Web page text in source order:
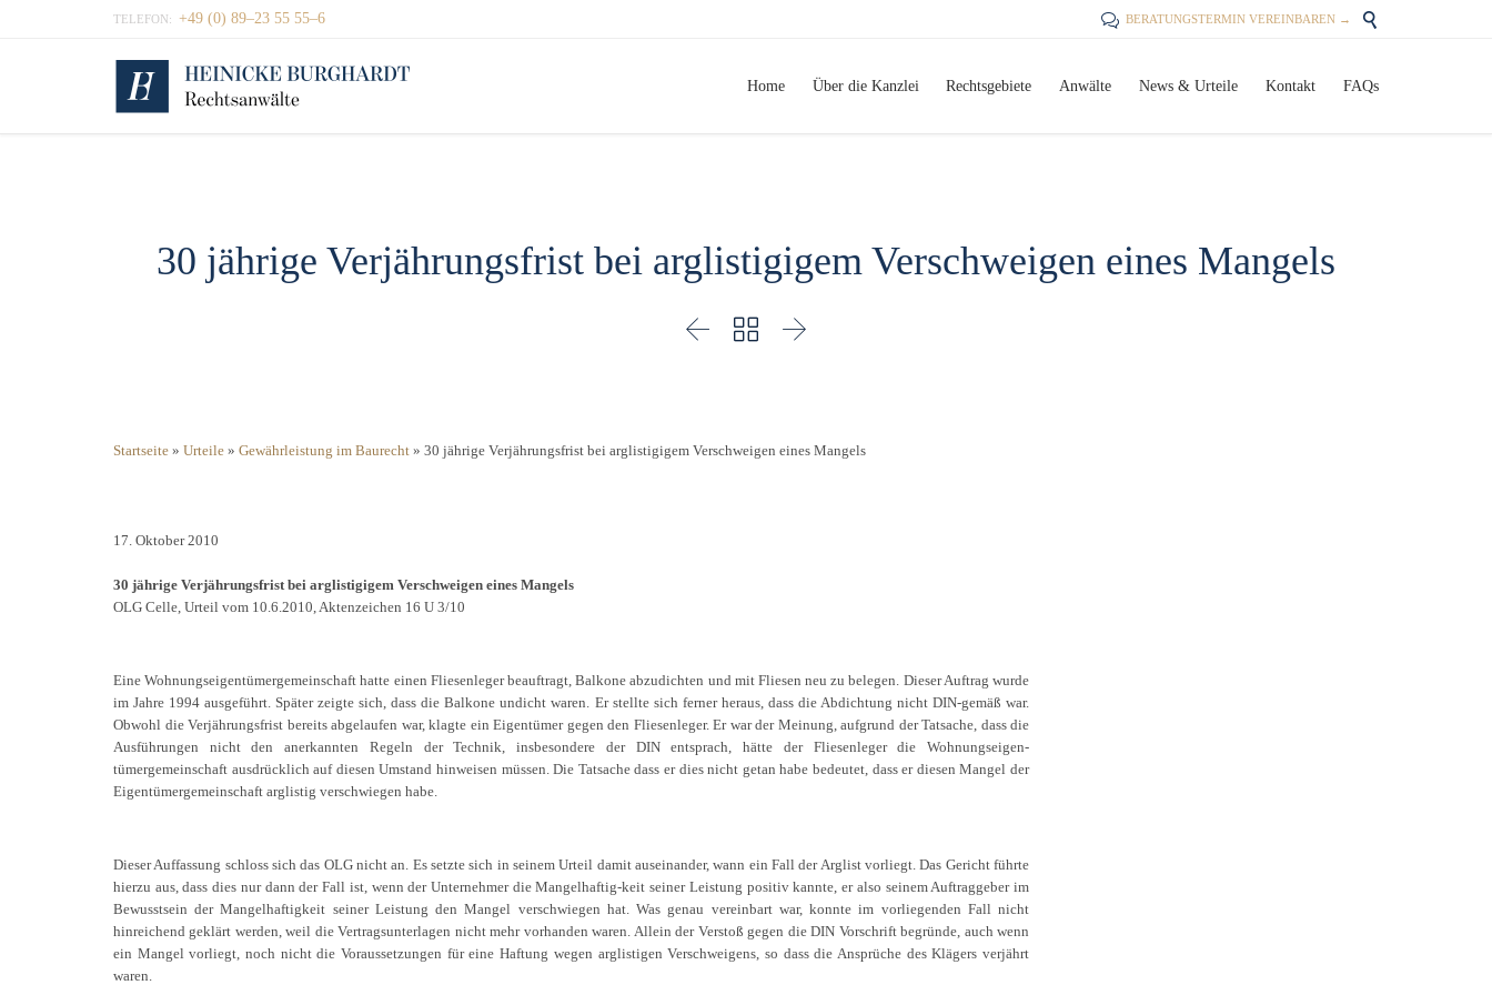
TELEFON: +49 (0) 89–23 55 55–6  BERATUNGSTERMIN VEREINBAREN → 
Home Über die Kanzlei Rechtsgebiete Anwälte News & Urteile Kontakt FAQs
30 jährige Verjährungsfrist bei arglistigigem Verschweigen eines Mangels
  
Startseite » Urteile » Gewährleistung im Baurecht » 30 jährige Verjährungsfrist bei arglistigigem Verschweigen eines Mangels
17. Oktober 2010
30 jährige Verjährungsfrist bei arglistigigem Verschweigen eines Mangels
OLG Celle, Urteil vom 10.6.2010, Aktenzeichen 16 U 3/10
Eine Wohnungseigentümergemeinschaft hatte einen Fliesenleger beauftragt, Balkone abzudichten und mit Fliesen neu zu belegen. Dieser Auftrag wurde
im Jahre 1994 ausgeführt. Später zeigte sich, dass die Balkone undicht waren. Er stellte sich ferner heraus, dass die Abdichtung nicht DIN-gemäß war.
Obwohl die Verjährungsfrist bereits abgelaufen war, klagte ein Eigentümer gegen den Fliesenleger. Er war der Meinung, aufgrund der Tatsache, dass die
Ausführungen nicht den anerkannten Regeln der Technik, insbesondere der DIN entsprach, hätte der Fliesenleger die Wohnungseigen-
tümergemeinschaft ausdrücklich auf diesen Umstand hinweisen müssen. Die Tatsache dass er dies nicht getan habe bedeutet, dass er diesen Mangel der
Eigentümergemeinschaft arglistig verschwiegen habe.
Dieser Auffassung schloss sich das OLG nicht an. Es setzte sich in seinem Urteil damit auseinander, wann ein Fall der Arglist vorliegt. Das Gericht führte
hierzu aus, dass dies nur dann der Fall ist, wenn der Unternehmer die Mangelhaftig-keit seiner Leistung positiv kannte, er also seinem Auftraggeber im
Bewusstsein der Mangelhaftigkeit seiner Leistung den Mangel verschwiegen hat. Was genau vereinbart war, konnte im vorliegenden Fall nicht
hinreichend geklärt werden, weil die Vertragsunterlagen nicht mehr vorhanden waren. Allein der Verstoß gegen die DIN Vorschrift begründe, auch wenn
ein Mangel vorliegt, noch nicht die Voraussetzungen für eine Haftung wegen arglistigen Verschweigens, so dass die Ansprüche des Klägers verjährt
waren.